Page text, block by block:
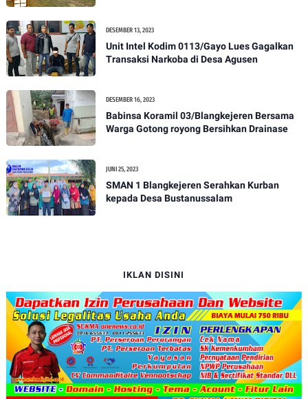
DESEMBER 13, 2023
Unit Intel Kodim 0113/Gayo Lues Gagalkan
Transaksi Narkoba di Desa Agusen
DESEMBER 16, 2023
Babinsa Koramil 03/Blangkejeren Bersama
Warga Gotong royong Bersihkan Drainase
JUNI 25, 2023
SMAN 1 Blangkejeren Serahkan Kurban
kepada Desa Bustanussalam
IKLAN DISINI